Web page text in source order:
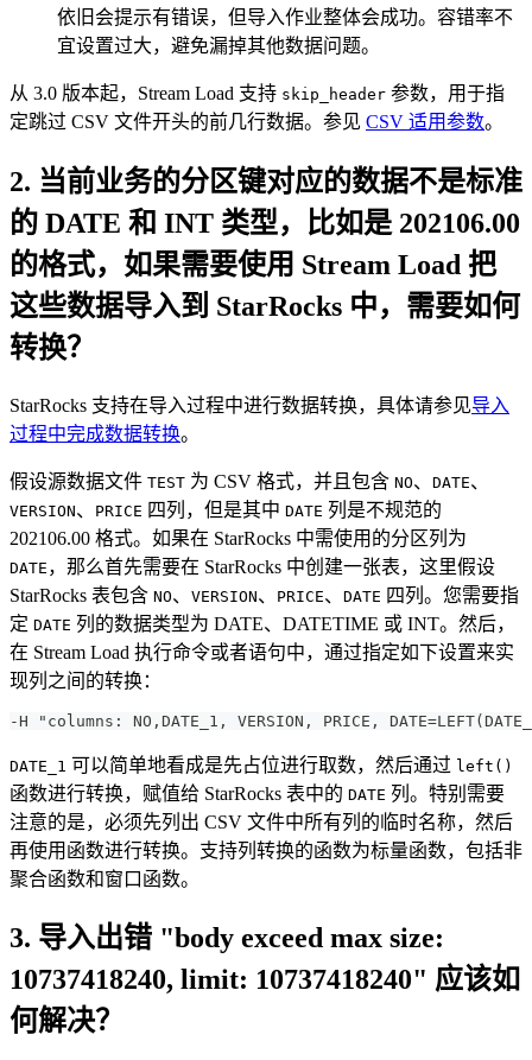
依旧会提示有错误，但导入作业整体会成功。容错率不
宜设置过大，避免漏掉其他数据问题。
从 3.0 版本起，Stream Load 支持 skip_header 参数，用于指
定跳过 CSV 文件开头的前几行数据。参见 CSV 适用参数。
2. 当前业务的分区键对应的数据不是标准
的 DATE 和 INT 类型，比如是 202106.00
的格式，如果需要使用 Stream Load 把
这些数据导入到 StarRocks 中，需要如何
转换？
StarRocks 支持在导入过程中进行数据转换，具体请参见导入
过程中完成数据转换。
假设源数据文件 TEST 为 CSV 格式，并且包含 NO、 DATE、
VERSION、 PRICE 四列，但是其中 DATE 列是不规范的
202106.00 格式。如果在 StarRocks 中需使用的分区列为
DATE ，那么首先需要在 StarRocks 中创建一张表，这里假设
StarRocks 表包含 NO、 VERSION、 PRICE、 DATE 四列。您需要指
定 DATE 列的数据类型为 DATE、DATETIME 或 INT。然后，
在 Stream Load 执行命令或者语句中，通过指定如下设置来实
现列之间的转换：
-H "columns: NO,DATE_1, VERSION, PRICE,
DATE_1 可以简单地看成是先占位进行取数，然后通过 left()
函数进行转换，赋值给 StarRocks 表中的 DATE 列。特别需要
注意的是，必须先列出 CSV 文件中所有列的临时名称，然后
再使用函数进行转换。支持列转换的函数为标量函数，包括非
聚合函数和窗口函数。
3. 导入出错 "body exceed max size:
10737418240, limit: 10737418240" 应该如
何解决？